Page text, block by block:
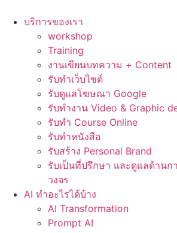
บริการของเรา
workshop
Training
งานเขียนบทความ + Content
รับทำเว็บไซต์
รับดูแลโฆษณา Google
รับทำงาน Video & Graphic
รับทำ Course Online
รับทำหนังสือ
รับสร้าง Personal Brand
รับเป็นที่ปรึกษา และดูแลด้าน
วงจร
AI ทำอะไรได้บ้าง
AI Transformation
Prompt AI